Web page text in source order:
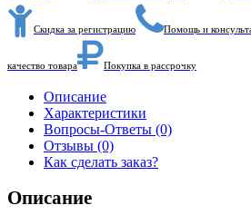
Скидка за регистрацию Помощь и
качество товара Покупка в рассрочку
Описание
Характеристики
Вопросы-Ответы (0)
Отзывы (0)
Как сделать заказ?
Описание